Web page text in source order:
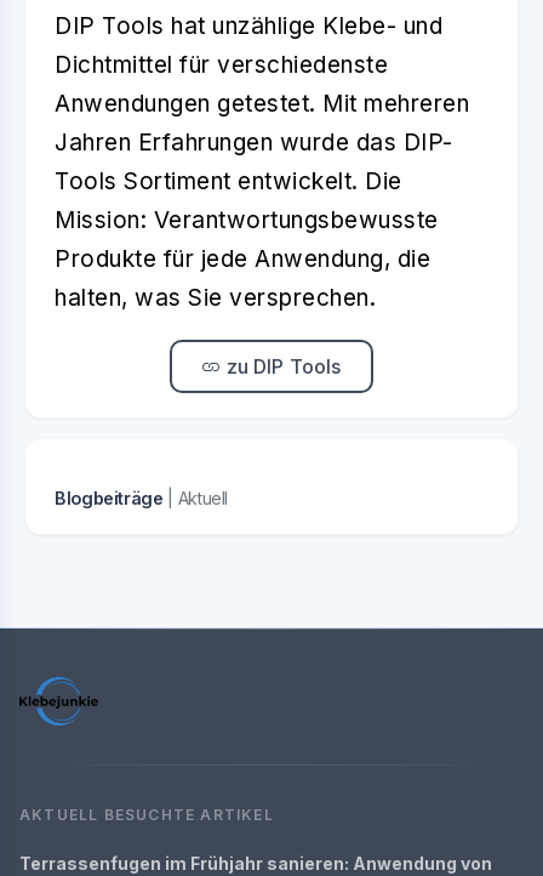
DIP Tools hat unzählige Klebe- und
Dichtmittel für verschiedenste
Anwendungen getestet. Mit mehreren
Jahren Erfahrungen wurde das DIP-
Tools Sortiment entwickelt. Die
Mission: Verantwortungsbewusste
Produkte für jede Anwendung, die
halten, was Sie versprechen.
zu DIP Tools
Blogbeiträge | Aktuell
AKTUELL BESUCHTE ARTIKEL
Terrassenfugen im Frühjahr sanieren: Anwendung von